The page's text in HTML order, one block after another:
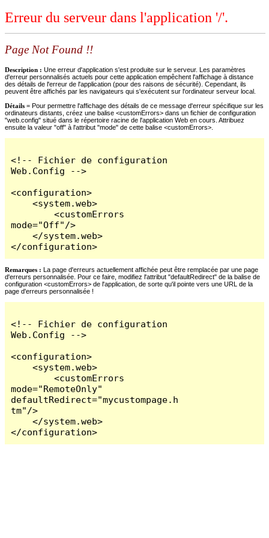
Erreur du serveur dans l'application '/'.
Page Not Found !!
Description : Une erreur d'application s'est produite sur le serveur. Les paramètres
d'erreur personnalisés actuels pour cette application empêchent l'affichage à distance
des détails de l'erreur de l'application (pour des raisons de sécurité). Cependant, ils
peuvent être affichés par les navigateurs qui s'exécutent sur l'ordinateur serveur local.
Détails = Pour permettre l'affichage des détails de ce message d'erreur spécifique sur les
ordinateurs distants, créez une balise <customErrors> dans un fichier de configuration
"web.config" situé dans le répertoire racine de l'application Web en cours. Attribuez
ensuite la valeur "off" à l'attribut "mode" de cette balise <customErrors>.
<!-- Fichier de configuration
Web.Config -->
<configuration>
    <system.web>
        <customErrors
mode="Off"/>
    </system.web>
</configuration>
Remarques : La page d'erreurs actuellement affichée peut être remplacée par une page
d'erreurs personnalisée. Pour ce faire, modifiez l'attribut "defaultRedirect" de la balise de
configuration <customErrors> de l'application, de sorte qu'il pointe vers une URL de la
page d'erreurs personnalisée !
<!-- Fichier de configuration
Web.Config -->
<configuration>
    <system.web>
        <customErrors
mode="RemoteOnly"
defaultRedirect="mycustompage.h
tm"/>
    </system.web>
</configuration>